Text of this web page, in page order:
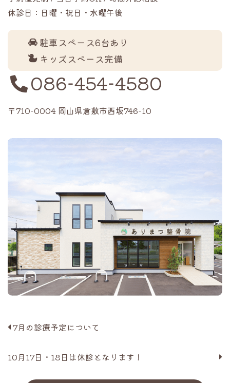
休診日：日曜・祝日・水曜午後
駐車スペース6台あり
キッズスペース完備
086-454-4580
〒710-0004 岡山県倉敷市西坂746-10
7月の診療予定について
10月17日・18日は休診となります！